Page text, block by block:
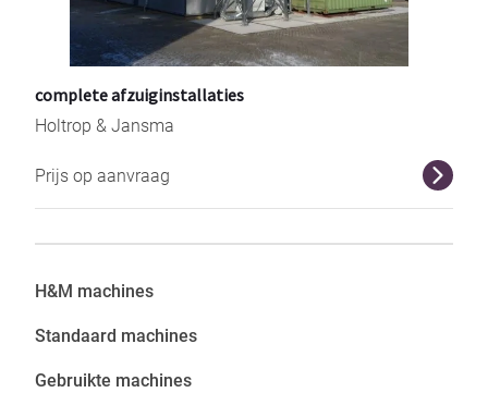
complete afzuiginstallaties
Holtrop & Jansma
Prijs op aanvraag r
H&M machines
Standaard machines
Gebruikte machines